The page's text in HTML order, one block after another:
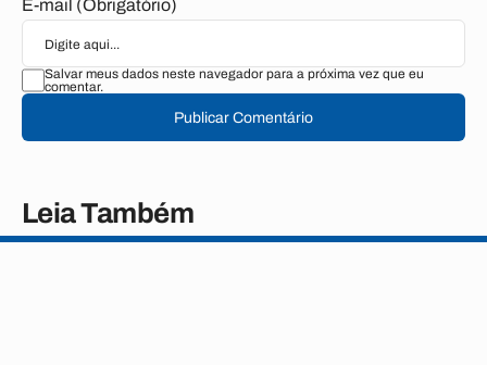
E-mail (Obrigatório)
Salvar meus dados neste navegador para a próxima vez que eu
comentar.
Publicar Comentário
Leia Também